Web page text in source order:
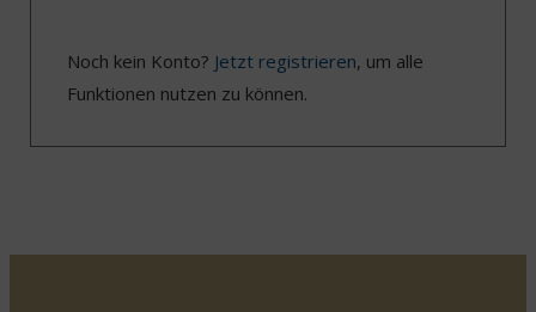
Noch kein Konto? Jetzt registrieren, um alle
Funktionen nutzen zu können.